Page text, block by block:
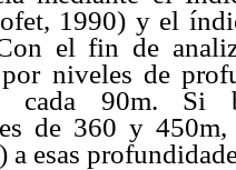
1990) y el
el fin de
niveles de
cada 90m. Si
de 360 y
a esas